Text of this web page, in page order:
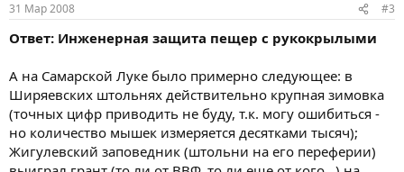
31 Мар 2008 #3
Ответ: Инженерная защита пещер с рукокрылыми
А на Самарской Луке было примерно следующее: в
Ширяевских штольнях действительно крупная зимовка
(точных цифр приводить не буду, т.к. могу ошибиться -
но количество мышек измеряется десятками тысяч);
Жигулевский заповедник (штольни на его переферии)